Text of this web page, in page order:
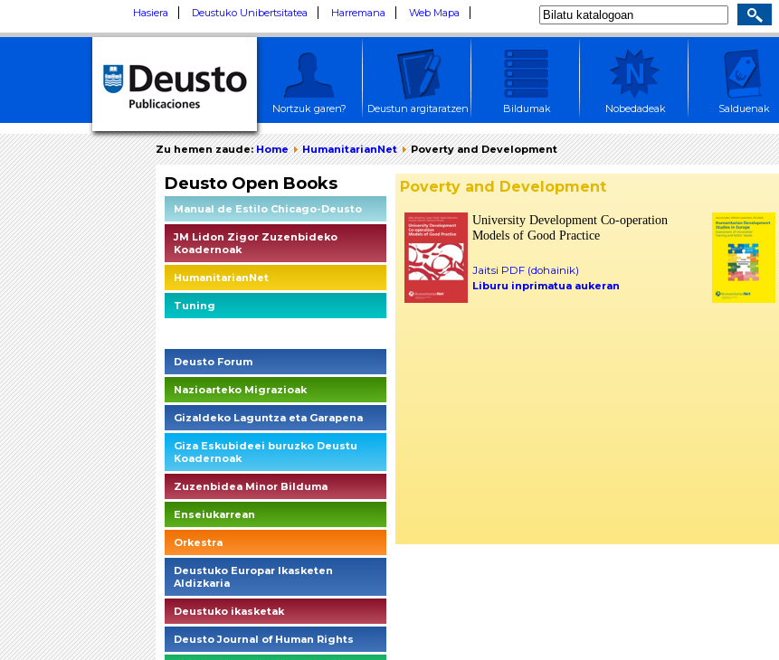
Hasiera Deustuko Unibertsitatea Harremana Web Mapa
Nortzuk garen? Deustun argitaratzen Bildumak Nobedadeak Salduenak
Zu hemen zaude:Home HumanitarianNet Poverty and Development
Deusto Open Books
Manual de Estilo Chicago-Deusto
JM Lidon Zigor Zuzenbideko
Koadernoak
HumanitarianNet
Tuning
Deusto Forum
Nazioarteko Migrazioak
Gizaldeko Laguntza eta Garapena
Giza Eskubideei buruzko Deustu
Koadernoak
Zuzenbidea Minor Bilduma
Enseiukarrean
Orkestra
Deustuko Europar Ikasketen
Aldizkaria
Deustuko ikasketak
Deusto Journal of Human Rights
Poverty and Development
University Development Co-operation
Models of Good Practice
Jaitsi PDF (dohainik)
Liburu inprimatua aukeran